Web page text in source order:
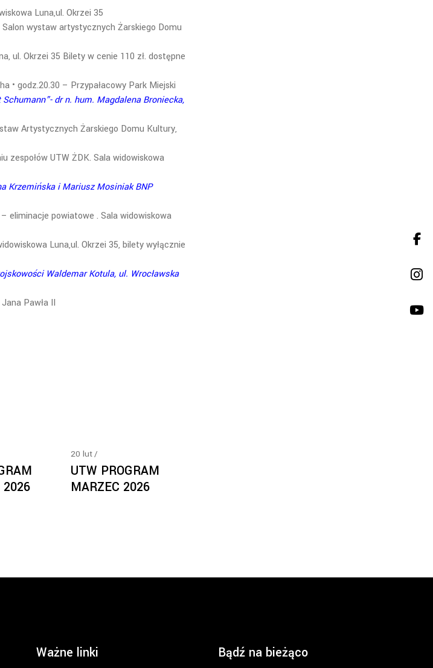
Luna,ul. Okrzei 35
Salon wystaw artystycznych Żarskiego Domu
ul. Okrzei 35 Bilety w cenie 110 zł. dostępne
• godz.20.30 – Przypałacowy Park Miejski
dr n. hum. Magdalena Broniecka,
Artystycznych Żarskiego Domu Kultury,
zespołów UTW ŻDK. Sala widowiskowa
Krzemińska i Mariusz Mosiniak BNP
eliminacje powiatowe . Sala widowiskowa
Luna,ul. Okrzei 35, bilety wyłącznie
Waldemar Kotula, ul. Wrocławska
Pawła II
2026
20 lut
UTW PROGRAM
MARZEC 2026
Ważne linki Bądź na bieżąco